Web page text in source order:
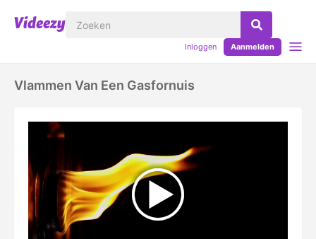
Inloggen Aanmelden
Vlammen Van Een Gasfornuis